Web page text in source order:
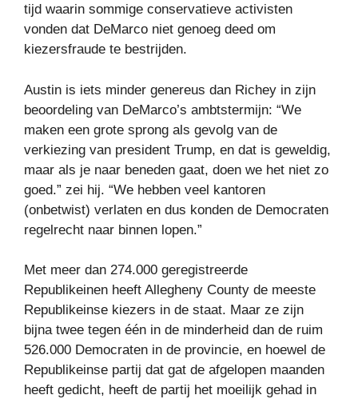
tijd waarin sommige conservatieve activisten
vonden dat DeMarco niet genoeg deed om
kiezersfraude te bestrijden.
Austin is iets minder genereus dan Richey in zijn
beoordeling van DeMarco’s ambtstermijn: “We
maken een grote sprong als gevolg van de
verkiezing van president Trump, en dat is geweldig,
maar als je naar beneden gaat, doen we het niet zo
goed.” zei hij. “We hebben veel kantoren
(onbetwist) verlaten en dus konden de Democraten
regelrecht naar binnen lopen.”
Met meer dan 274.000 geregistreerde
Republikeinen heeft Allegheny County de meeste
Republikeinse kiezers in de staat. Maar ze zijn
bijna twee tegen één in de minderheid dan de ruim
526.000 Democraten in de provincie, en hoewel de
Republikeinse partij dat gat de afgelopen maanden
heeft gedicht, heeft de partij het moeilijk gehad in